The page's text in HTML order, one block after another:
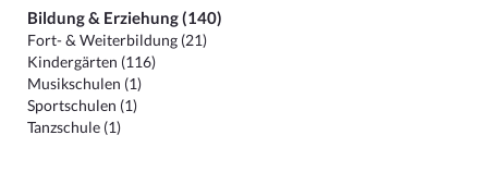
Bildung & Erziehung (140)
Fort- & Weiterbildung (21)
Kindergärten (116)
Musikschulen (1)
Sportschulen (1)
Tanzschule (1)